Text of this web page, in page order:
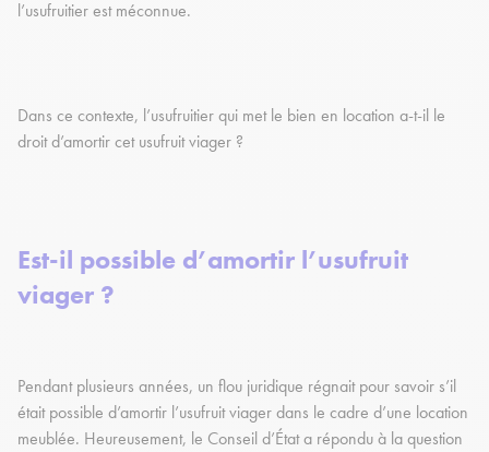
l’usufruitier est méconnue.
Dans ce contexte, l’usufruitier qui met le bien en location a-t-il le
droit d’amortir cet usufruit viager ?
Est-il possible d’amortir l’usufruit
viager ?
Pendant plusieurs années, un flou juridique régnait pour savoir s’il
était possible d’amortir l’usufruit viager dans le cadre d’une location
meublée. Heureusement, le Conseil d’État a répondu à la question